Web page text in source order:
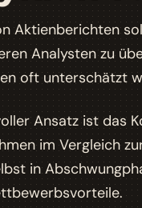
Aktienberichten
Analysten zu
oft unterschätzt
Ansatz ist das
im Vergleich
in